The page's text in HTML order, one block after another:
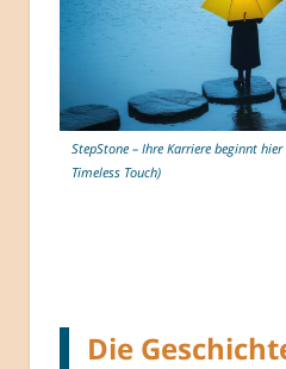
StepStone – Ihre Karriere beginnt
Timeless Touch)
Die